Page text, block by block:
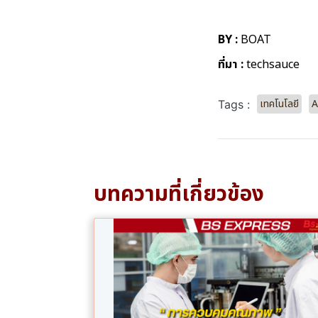
BY : BOAT
ที่มา :techsauce
Tags : เทคโนโลยี
บทความที่เกี่ยวข้อง